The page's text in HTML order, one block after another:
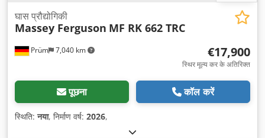
Prüm 7,040 km
घास प्रौद्योगिकी
Massey Ferguson MF RK 662 TRC
€17,900
स्थिर मूल्य कर के अतिरिक्त
पूछना कॉल करें
स्थिति:नया, निर्माण वर्ष: 2026,